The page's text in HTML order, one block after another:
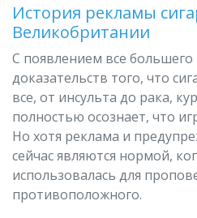
История рекламы
Великобритании
С появлением все большего
доказательств того, что
все, от инсульта до рака,
полностью осознает, что
Но хотя реклама и
сейчас являются нормой,
использовалась для
противоположного.